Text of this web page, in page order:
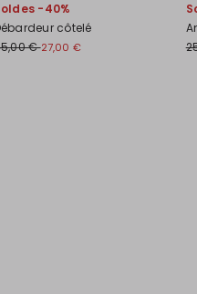
-40%
côtelé
€27,00 €
vers la liste de souhaits